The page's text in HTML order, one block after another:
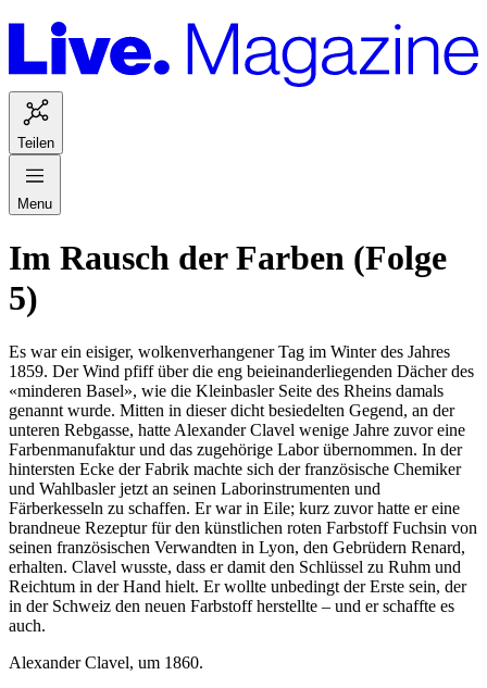
Teilen
Menu
Im Rausch der Farben (Folge
5)
Es war ein eisiger, wolkenverhangener Tag im Winter des Jahres
1859. Der Wind pfiff über die eng beieinanderliegenden Dächer des
«minderen Basel», wie die Kleinbasler Seite des Rheins damals
genannt wurde. Mitten in dieser dicht besiedelten Gegend, an der
unteren Rebgasse, hatte Alexander Clavel wenige Jahre zuvor eine
Farbenmanufaktur und das zugehörige Labor übernommen. In der
hintersten Ecke der Fabrik machte sich der französische Chemiker
und Wahlbasler jetzt an seinen Laborinstrumenten und
Färberkesseln zu schaffen. Er war in Eile; kurz zuvor hatte er eine
brandneue Rezeptur für den künstlichen roten Farbstoff Fuchsin von
seinen französischen Verwandten in Lyon, den Gebrüdern Renard,
erhalten. Clavel wusste, dass er damit den Schlüssel zu Ruhm und
Reichtum in der Hand hielt. Er wollte unbedingt der Erste sein, der
in der Schweiz den neuen Farbstoff herstellte – und er schaffte es
auch.
Alexander Clavel, um 1860.